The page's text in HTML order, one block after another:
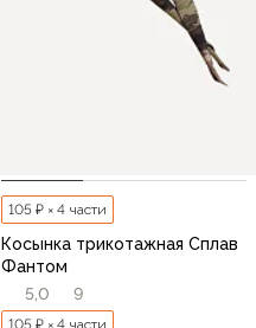
105 ₽ × 4 части
Косынка трикотажная Сплав
Фантом
5,0
9
105 ₽ × 4 части